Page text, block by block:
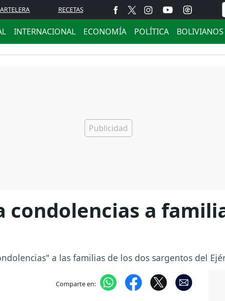
RECETAS
INTERNACIONAL ECONOMÍA POLÍTICA BOLIVIANOS
condolencias a
a las familias de los dos sargentos del
Comparte en: